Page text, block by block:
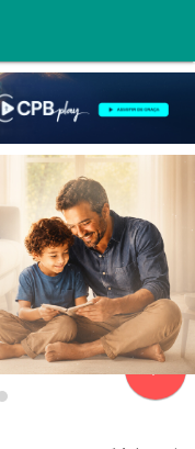
navigate_next